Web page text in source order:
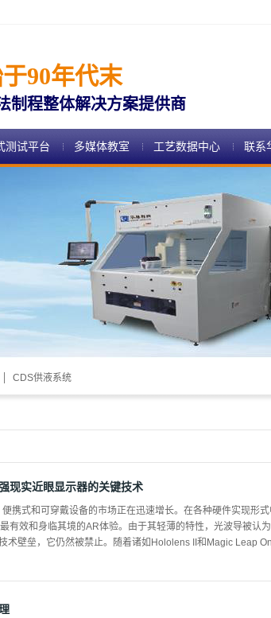
90年代末
制程整体解决方案提供商
测试平台 多媒体教室 工艺数据中心 联系
CDS供液系统
现实近眼显示器的关键技术
携式和可穿戴设备的市场正在迅速增长。在各种硬件实现形
最有效和身临其境的AR体验。由于其轻薄的特性，光波导被认
术壁垒，它仍然被禁止。随着诸如Hololens II和Magic Leap
玻璃行业的热门话题。光波导在AR NED系统中如何工作？所谓